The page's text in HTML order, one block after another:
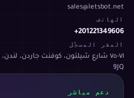
sales@letsbot.net
الهاتف
+201221349606
المقر المسجّل
9JQ
دعم مباشر